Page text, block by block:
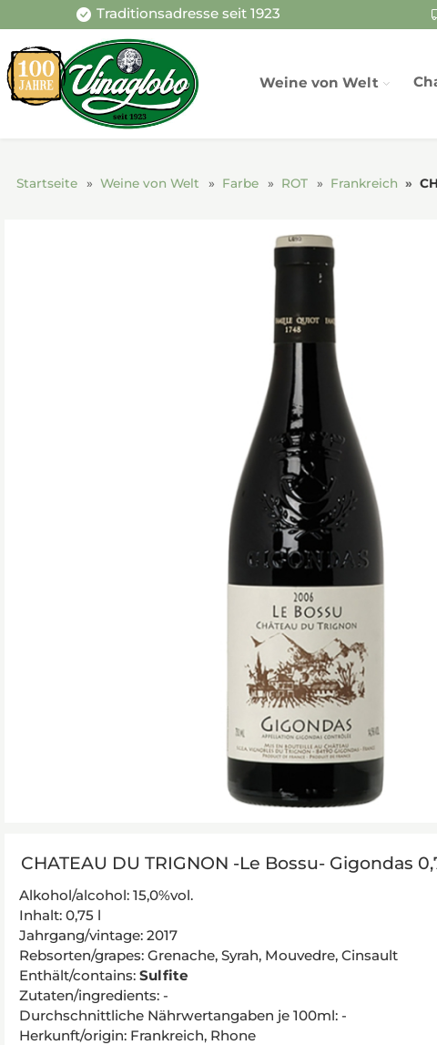
Traditionsadresse seit 1923
Weine von Welt
Startseite Weine von Welt Farbe ROT Frankreich
CHATEAU DU TRIGNON -Le Bossu- Gigondas
Alkohol/alcohol: 15,0%vol.
Inhalt: 0,75 l
Jahrgang/vintage: 2017
Rebsorten/grapes: Grenache, Syrah, Mouvedre, Cinsault
Enthält/contains: Sulfite
Zutaten/ingredients: -
Durchschnittliche Nährwertangaben je 100ml: -
Herkunft/origin: Frankreich, Rhone